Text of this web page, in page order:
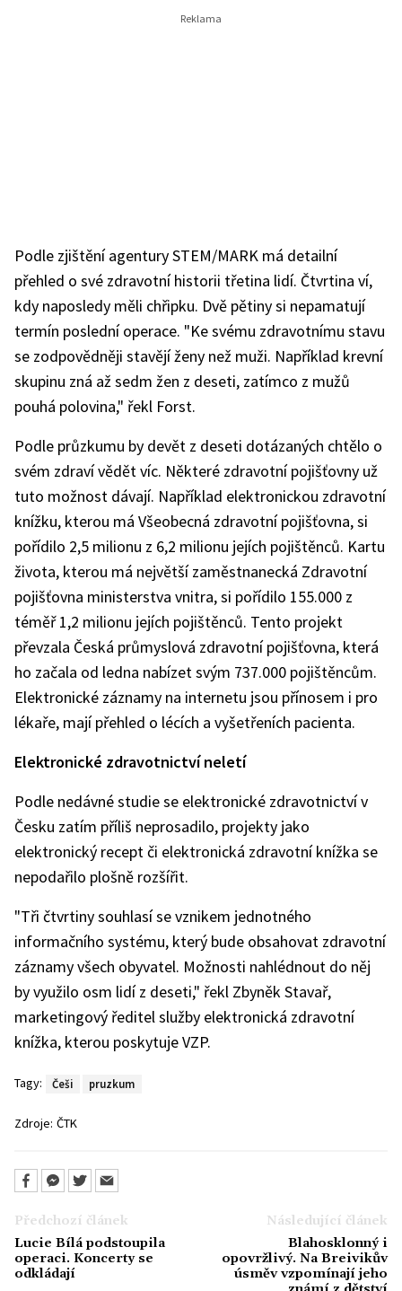
Podle zjištění agentury STEM/MARK má detailní
přehled o své zdravotní historii třetina lidí. Čtvrtina ví,
kdy naposledy měli chřipku. Dvě pětiny si nepamatují
termín poslední operace. "Ke svému zdravotnímu stavu
se zodpovědněji stavějí ženy než muži. Například krevní
skupinu zná až sedm žen z deseti, zatímco z mužů
pouhá polovina," řekl Forst.
Podle průzkumu by devět z deseti dotázaných chtělo o
svém zdraví vědět víc. Některé zdravotní pojišťovny už
tuto možnost dávají. Například elektronickou zdravotní
knížku, kterou má Všeobecná zdravotní pojišťovna, si
pořídilo 2,5 milionu z 6,2 milionu jejích pojištěnců. Kartu
života, kterou má největší zaměstnanecká Zdravotní
pojišťovna ministerstva vnitra, si pořídilo 155.000 z
téměř 1,2 milionu jejích pojištěnců. Tento projekt
převzala Česká průmyslová zdravotní pojišťovna, která
ho začala od ledna nabízet svým 737.000 pojištěncům.
Elektronické záznamy na internetu jsou přínosem i pro
lékaře, mají přehled o lécích a vyšetřeních pacienta.
Elektronické zdravotnictví neletí
Podle nedávné studie se elektronické zdravotnictví v
Česku zatím příliš neprosadilo, projekty jako
elektronický recept či elektronická zdravotní knížka se
nepodařilo plošně rozšířit.
"Tři čtvrtiny souhlasí se vznikem jednotného
informačního systému, který bude obsahovat zdravotní
záznamy všech obyvatel. Možnosti nahlédnout do něj
by využilo osm lidí z deseti," řekl Zbyněk Stavař,
marketingový ředitel služby elektronická zdravotní
knížka, kterou poskytuje VZP.
Tagy: Češi pruzkum
Zdroje: ČTK
Předchozí článek
Lucie Bílá podstoupila
operaci. Koncerty se
odkládají
Následující článek
Blahosklonný i
opovržlivý. Na Breivikův
úsměv vzpomínají jeho